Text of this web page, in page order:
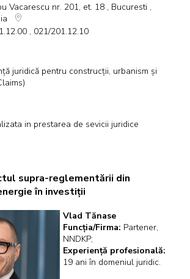
Vacarescu nr. 201, et. 18 , Bucuresti ,
, 021/201.12.10
juridică pentru construcții, urbanism și
in prestarea de sevicii juridice
supra-reglementării din
în investiții
Vlad Tănase
Funcția/Firma: Partener,
NNDKP;
Experiență profesională:
19 ani în domeniul juridic.